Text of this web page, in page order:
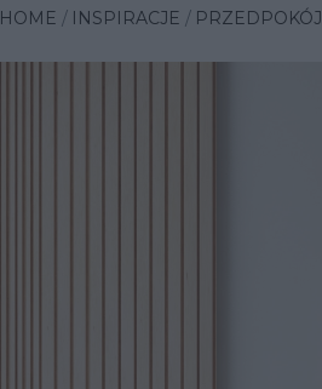
HOME INSPIRACJE PRZEDPOKÓJ